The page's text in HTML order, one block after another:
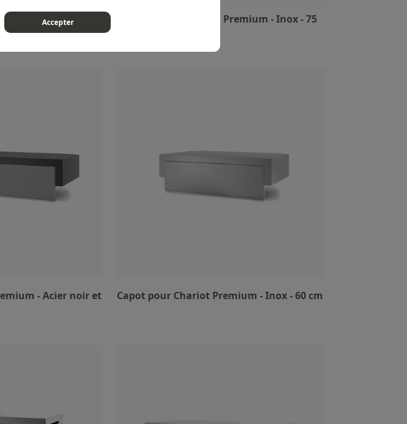
- Inox - 60
Chariot pour Plancha Premium - Inox - 75
- Acier noir et
Capot pour Chariot Premium - Inox - 60 cm
Accepter